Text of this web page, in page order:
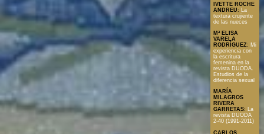
IVETTE ROCHE
ANDREU:
La
textura crujiente
de las nueces
Mª ELISA
VARELA
RODRÍGUEZ: Mi
experiencia con
la escritura
femenina en la
revista DUODA.
Estudios de la
diferencia sexual
MARÍA
MILAGROS
RIVERA
GARRETAS: La
revista DUODA
2-40 (1991-2011)
CARLOS